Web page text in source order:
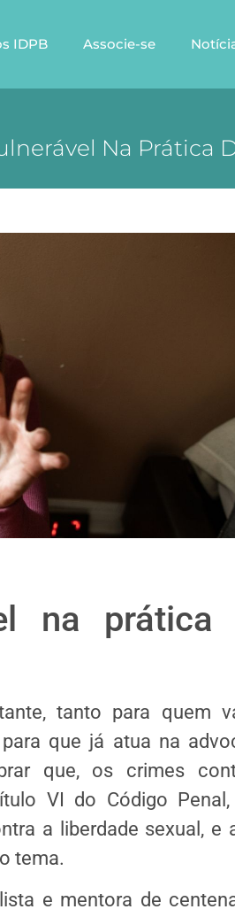
IDPB Associe-se
Na Prática
na prática
tanto para quem
que já atua na
que, os crimes
VI do Código
a liberdade sexual, e
tema.
e mentora de